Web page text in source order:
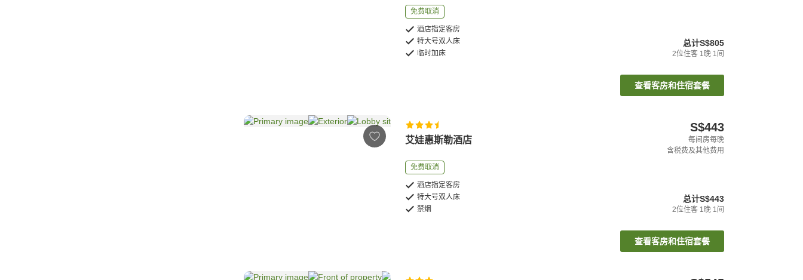
免费取消
酒店指定客房
特大号双人床
临时加床
总计S$805
2位住客 1晚 1间
查看客房和住宿套餐
艾娃惠斯勒酒店
免费取消
酒店指定客房
特大号双人床
禁烟
S$443
每间房每晚
含税费及其他费用
总计S$443
2位住客 1晚 1间
查看客房和住宿套餐